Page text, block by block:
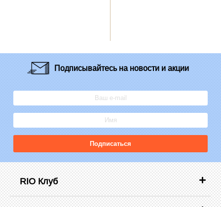
Подписывайтесьна новости и акции
Подписаться
RIO Клуб